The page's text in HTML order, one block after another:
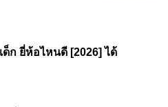
ด็ก ยี่ห้อไหนดี [2026] ได้